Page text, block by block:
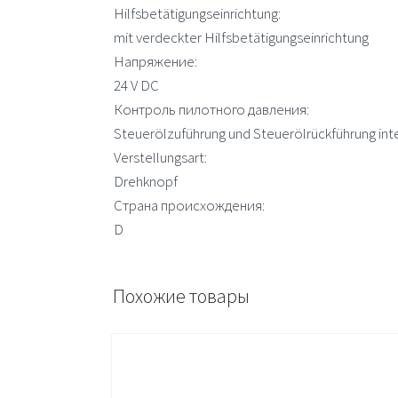
Hilfsbetätigungseinrichtung:
mit verdeckter Hilfsbetätigungseinrichtung
Напряжение:
24 V DC
Контроль пилотного давления:
Steuerölzuführung und Steuerölrückführung
Verstellungsart:
Drehknopf
Страна происхождения:
D
Похожие товары